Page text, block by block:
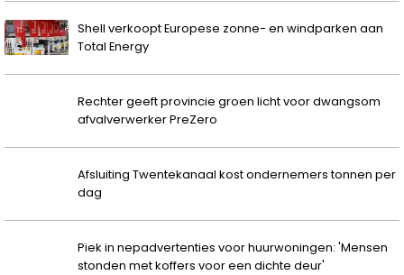
Shell verkoopt Europese zonne- en windparken aan
Total Energy
Rechter geeft provincie groen licht voor dwangsom
afvalverwerker PreZero
Afsluiting Twentekanaal kost ondernemers tonnen per
dag
Piek in nepadvertenties voor huurwoningen: 'Mensen
stonden met koffers voor een dichte deur'